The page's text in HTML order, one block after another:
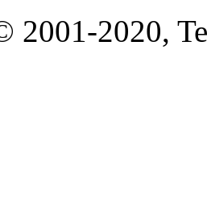
2001-2020,